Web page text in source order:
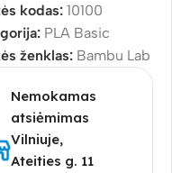
kodas: 10100
PLA Basic
ženklas: Bambu Lab
Nemokamas
atsiėmimas
Vilniuje,
Ateities g. 11